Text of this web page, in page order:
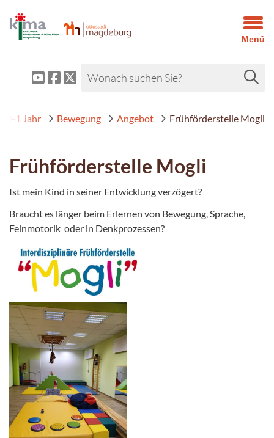
Menü
0-1 Jahr Bewegung Angebot Frühförderstelle Mogli
Frühförderstelle Mogli
Ist mein Kind in seiner Entwicklung verzögert?
Braucht es länger beim Erlernen von Bewegung, Sprache,
Feinmotorik oder in Denkprozessen?